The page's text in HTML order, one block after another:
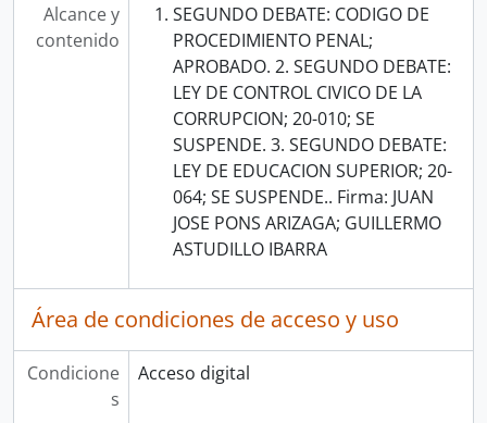
Alcance y
contenido
SEGUNDO DEBATE: CODIGO DE
PROCEDIMIENTO PENAL;
APROBADO. 2. SEGUNDO DEBATE:
LEY DE CONTROL CIVICO DE LA
CORRUPCION; 20-010; SE
SUSPENDE. 3. SEGUNDO DEBATE:
LEY DE EDUCACION SUPERIOR; 20-
064; SE SUSPENDE.. Firma: JUAN
JOSE PONS ARIZAGA; GUILLERMO
ASTUDILLO IBARRA
Área de condiciones de acceso y uso
Condicione
s
Acceso digital